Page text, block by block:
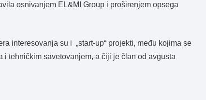
osnivanjem EL&MI Group i proširenjem opsega
interesovanja su i „start-up“ projekti, među kojima se
tehničkim savetovanjem, a čiji je član od avgusta